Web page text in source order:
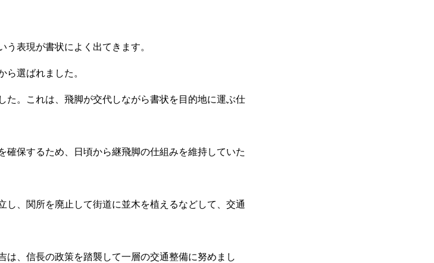
コラム
健康企業宣言
針
表現が書状によく出てきます。
ら選ばれました。
た。これは、飛脚が交代しながら書状を目的地に運ぶ仕
確保するため、日頃から継飛脚の仕組みを維持していた
し、関所を廃止して街道に並木を植えるなどして、交通
は、信長の政策を踏襲して一層の交通整備に努めまし